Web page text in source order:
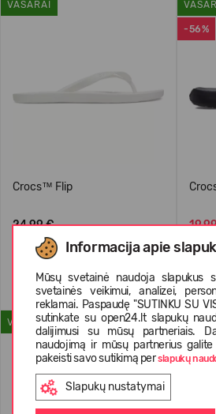
Informacija apie
Mūsų svetainė naudoja slapukus
svetainės veikimui, analizei,
reklamai. Paspaudę "SUTINKU SU
sutinkate su open24.lt slapukų
dalijimusi su mūsų partneriais.
naudojimą ir mūsų partnerius
pakeisti savo sutikimą perslapukų
Slapukų nustatymai
VASARAI
Crocs™ Flip
24,99 €
-56%
VASARAI
-30%